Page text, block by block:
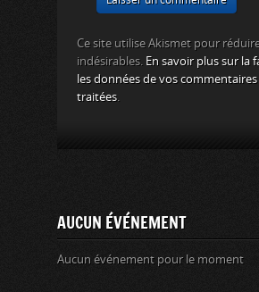
Ce site utilise Akismet pour
indésirables. En savoir plus sur la
les données de vos
traitées
AUCUN ÉVÉNEMENT
Aucun événement pour le moment